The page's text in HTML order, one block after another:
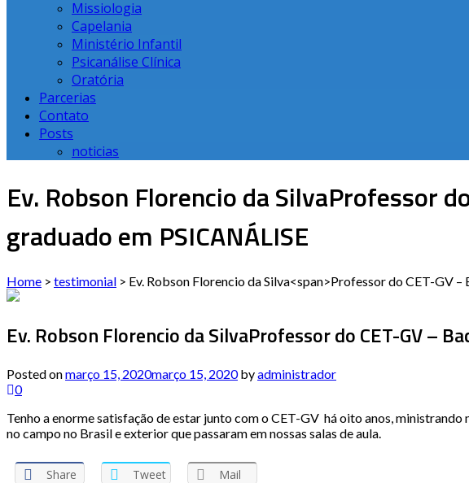
Missiologia
Capelania
Ministério Infantil
Psicanálise Clínica
Oratória
Parcerias
Contato
Posts
noticias
Ev. Robson Florencio da SilvaProfessor
graduado em PSICANÁLISE
Home > testimonial > Ev. Robson Florencio da Silva<span>Professor do CET-GV
Ev. Robson Florencio da SilvaProfessor do CET-GV –
Posted onmarço 15, 2020março 15, 2020byadministrador
0
Tenho a enorme satisfação de estar junto com o CET-GV há oito anos,
no campo no Brasil e exterior que passaram em nossas salas de aula.
Share Tweet Mail